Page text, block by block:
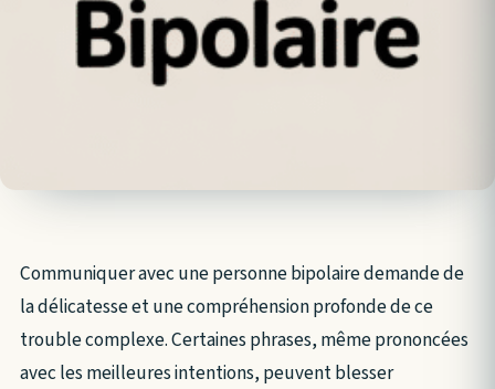
Communiquer avec une personne bipolaire demande de
la délicatesse et une compréhension profonde de ce
trouble complexe. Certaines phrases, même prononcées
avec les meilleures intentions, peuvent blesser